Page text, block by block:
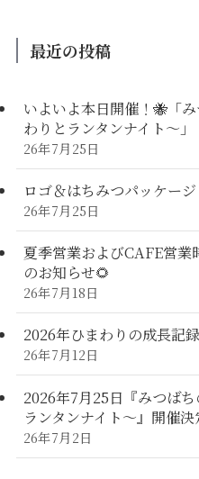
最近の投稿
いよいよ本日開催！🐝「
わりとランタンナイト〜」
26年7月25日
ロゴ＆はちみつパッケー
26年7月25日
夏季営業およびCAFE営業
のお知らせ🌻
26年7月18日
2026年ひまわりの成長記
26年7月12日
2026年7月25日『みつば
ランタンナイト～』開催決
26年7月2日